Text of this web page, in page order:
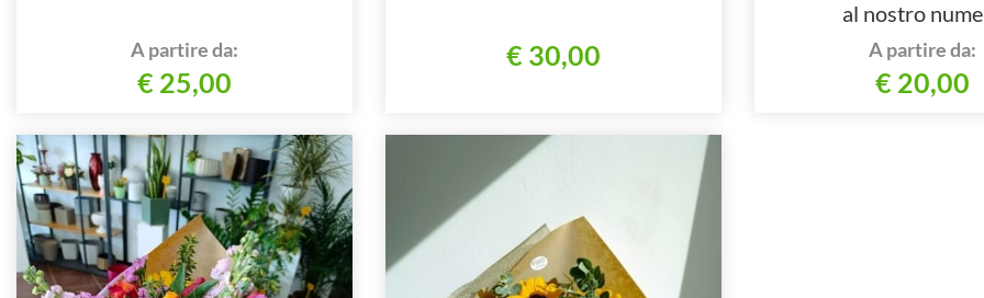
A partire da:
€ 25,00
€ 30,00
al nostro
A partire da:
€ 20,00